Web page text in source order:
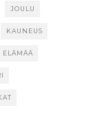
JOULU
KAUNEUS
ELÄMÄÄ